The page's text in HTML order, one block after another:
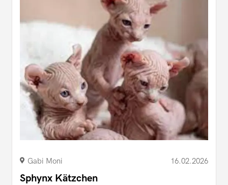
Gabi Moni 16.02.2026
Sphynx Kätzchen